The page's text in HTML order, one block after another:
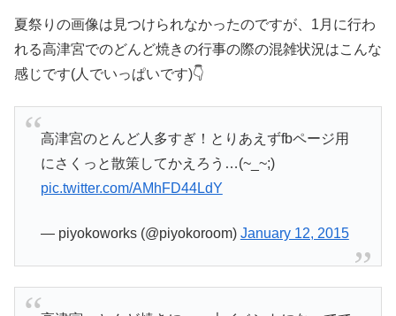
夏祭りの画像は見つけられなかったのですが、1月に行わ
れる高津宮でのどんど焼きの行事の際の混雑状況はこんな
感じです(人でいっぱいです)👇
高津宮のとんど人多すぎ！とりあえずfbページ用
にさくっと散策してかえろう…(~_~;)
pic.twitter.com/AMhFD44LdY
— piyokoworks (@piyokoroom) January 12, 2015